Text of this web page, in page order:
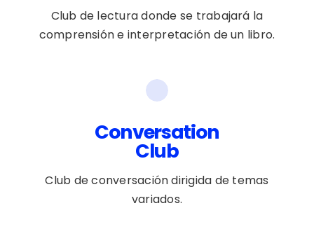
Club de lectura donde se trabajará la
comprensión e interpretación de un libro.
Conversation
Club
Club de conversación dirigida de temas
variados.